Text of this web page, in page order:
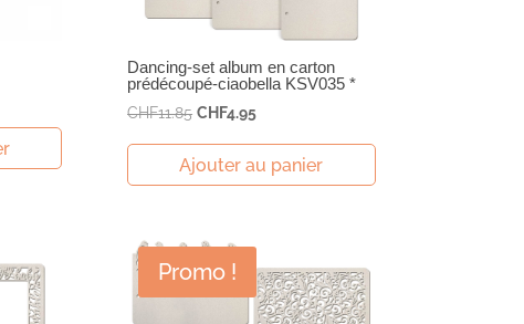
Dancing-set album en carton
prédécoupé-ciaobella KSV035 *
CHF11.85 Le
initial
était :
CHF4.95Le
actuel
est :
Ajouter au panier
Promo !